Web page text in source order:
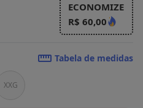
ECONOMIZE
R$ 60,00
Tabela de medidas
XXG